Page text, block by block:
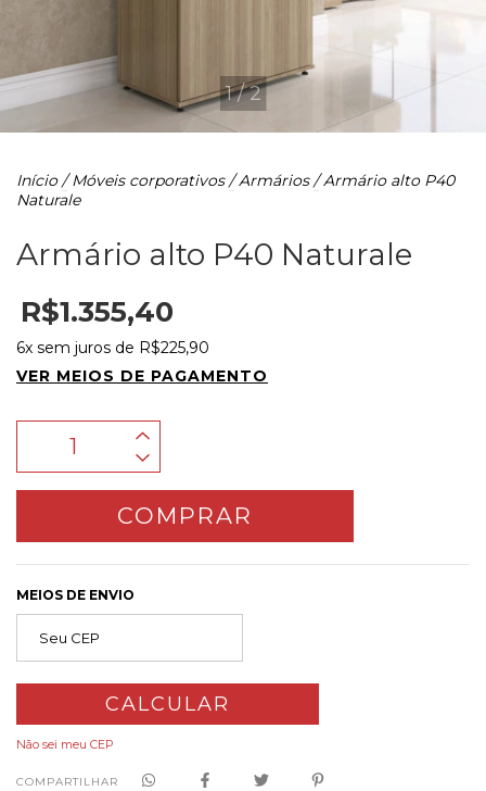
1/2
Início / Móveis corporativos / Armários / Armário alto P40
Naturale
Armário alto P40 Naturale
R$1.355,40
6x sem juros de R$225,90
VER MEIOS DE PAGAMENTO
MEIOS DE ENVIO
CALCULAR
Não sei meu CEP
COMPARTILHAR